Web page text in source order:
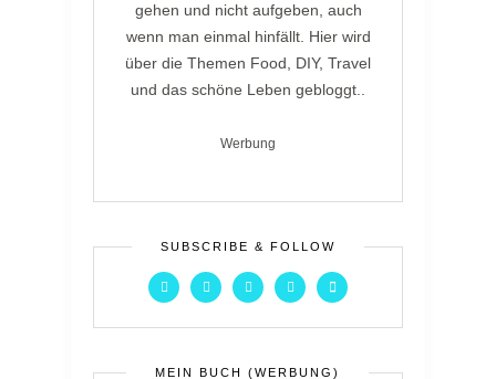
gehen und nicht aufgeben, auch
wenn man einmal hinfällt. Hier wird
über die Themen Food, DIY, Travel
und das schöne Leben gebloggt..
Werbung
SUBSCRIBE & FOLLOW
MEIN BUCH (WERBUNG)